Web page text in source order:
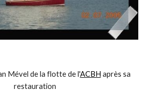
Mével de la flotte de l'ACBH après sa
restauration